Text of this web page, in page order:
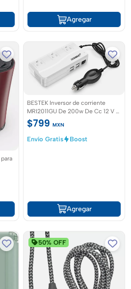
Agregar
BESTEK Inversor de corriente
MRI2011GU De 200w De Cc 12 V A
110 V
$799 MXN
Envío Gratis
Boost
Agregar
50% OFF